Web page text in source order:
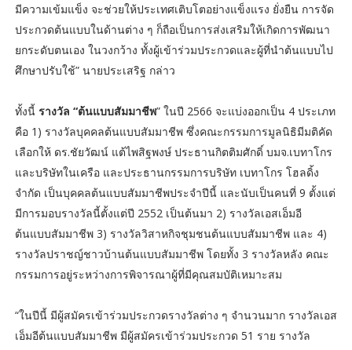
มีความเข้มแข็ง จะช่วยให้ประเทศเติบโตอย่างแข็งแรง ยั่งยืน การจัด
ประกวดต้นแบบในด้านต่าง ๆ ก็ถือเป็นการส่งเสริมให้เกิดการพัฒนา
ยกระดับตนเอง ในวงกว้าง ทั้งผู้เข้าร่วมประกวดและผู้ที่นำต้นแบบไป
ศึกษาปรับใช้” นายประเสริฐ กล่าว
ทั้งนี้ รางวัล “ต้นแบบสัมมาชีพ” ในปี 2566 จะแบ่งออกเป็น 4 ประเภท
คือ 1) รางวัลบุคคลต้นแบบสัมมาชีพ ซึ่งคณะกรรมการมูลนิธิมีมติคัด
เลือกให้ ดร.ชัยวัฒน์ แต้ไพสิฐพงษ์ ประธานกิตติมศักดิ์ บมจ.เบทาโกร
และบริษัทในเครือ และประธานกรรมการบริษัท เบทาโกร โฮลดิ้ง
จำกัด เป็นบุคคลต้นแบบสัมมาชีพประจำปีนี้ และนับเป็นคนที่ 9 ตั้งแต่
มีการมอบรางวัลนี้ตั้งแต่ปี 2552 เป็นต้นมา 2) รางวัลเอสเอ็มอี
ต้นแบบสัมมาชีพ 3) รางวัลวิสาหกิจชุมชนต้นแบบสัมมาชีพ และ 4)
รางวัลปราชญ์ชาวบ้านต้นแบบสัมมาชีพ โดยทั้ง 3 รางวัลหลัง คณะ
กรรมการอยู่ระหว่างการพิจารณาผู้ที่มีคุณสมบัติเหมาะสม
“ในปีนี้ มีผู้สมัครเข้าร่วมประกวดรางวัลต่าง ๆ จำนวนมาก รางวัลเอส
เอ็มอีต้นแบบสัมมาชีพ มีผู้สมัครเข้าร่วมประกวด 51 ราย รางวัล